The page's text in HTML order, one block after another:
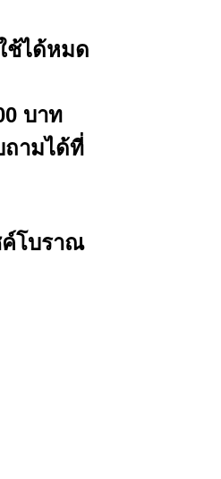
ช้ได้หมด
บาท
ถามได้ที่
ค์โบราณ